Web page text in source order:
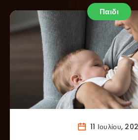
Παιδι
11 Ιουλίου,